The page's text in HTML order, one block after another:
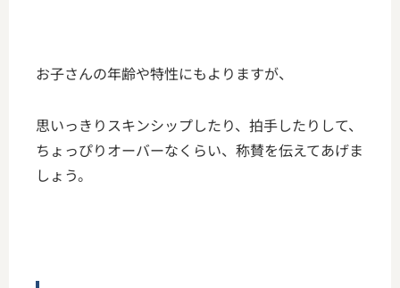
お子さんの年齢や特性にもよりますが、
思いっきりスキンシップしたり、拍手したりして、
ちょっぴりオーバーなくらい、称賛を伝えてあげま
しょう。